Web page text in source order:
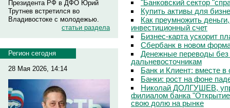
Президента РФ в ДФО Юрий
Трутнев встретился во
Владивостоке с молодежью.
статьи раздела
Регион сегодня
28 Мая 2026, 14:14
"Банковский сектор
Купить активы для
Как преумножить
инвестиционный счет
Бизнес-карта ускорит
Сбербанк в новом
Денежные переводы без
дальневосточникам
Банк и Клиент: вместе в
Банки: рост на фоне
Николай ДОЛГУШЕВ,
филиалом банка
свою долю на рынке